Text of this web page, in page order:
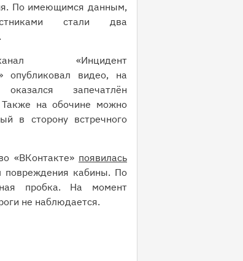
По имеющимся данным,
стали два
канал «Инцидент
опубликовал видео, на
запечатлён
на обочине можно
в сторону встречного
«ВКонтакте» появилась
повреждения кабины. По
пробка. На момент
не наблюдается.